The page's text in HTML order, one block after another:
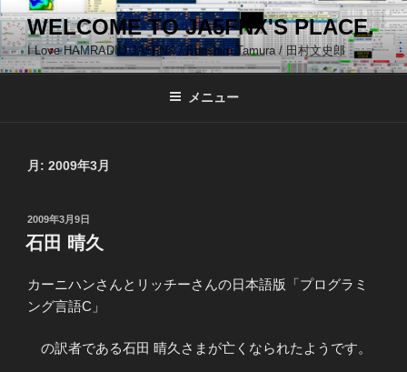
コ
ン
テ
ン
WELCOME TO JA5FNX'S PLACE.
I Love HAMRADIO JA5FNX / Bunshiro Tamura / 田村文史郎
メニュー
月: 2009年3月
投
稿
日:
2009年3月9日
石田 晴久
カーニハンさんとリッチーさんの日本語版「プログラミ
ング言語C」
の訳者である石田 晴久さまが亡くなられたようです。